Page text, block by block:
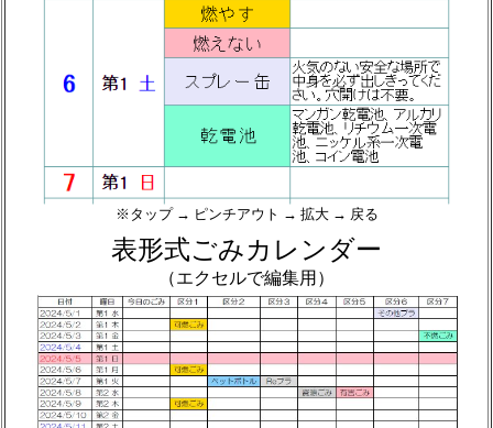
※タップ → ピンチアウト → 拡大 → 戻る
表形式ごみカレンダー
（エクセルで編集用）